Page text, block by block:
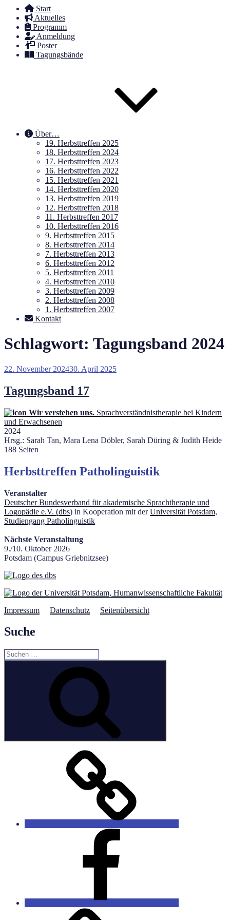
Start
Aktuelles
Programm
Anmeldung
Poster
Tagungsbände
Über…
19. Herbsttreffen 2025
18. Herbsttreffen 2024
17. Herbsttreffen 2023
16. Herbsttreffen 2022
15. Herbsttreffen 2021
14. Herbsttreffen 2020
13. Herbsttreffen 2019
12. Herbsttreffen 2018
11. Herbsttreffen 2017
10. Herbsttreffen 2016
9. Herbsttreffen 2015
8. Herbsttreffen 2014
7. Herbsttreffen 2013
6. Herbsttreffen 2012
5. Herbsttreffen 2011
4. Herbsttreffen 2010
3. Herbsttreffen 2009
2. Herbsttreffen 2008
1. Herbsttreffen 2007
Kontakt
Schlagwort: Tagungsband 2024
Veröffentlicht
22. November 202430. April 2025
Tagungsband 17
Wir verstehen uns. Sprachverständnistherapie bei Kindern
und Erwachsenen
2024
Hrsg.: Sarah Tan, Mara Lena Döbler, Sarah Düring & Judith Heide
188 Seiten
Herbsttreffen Patholinguistik
Veranstalter
Deutscher Bundesverband für akademische Sprachtherapie und
Logopädie e.V. (dbs) in Kooperation mit derUniversität Potsdam,
Studiengang Patholinguistik
Nächste Veranstaltung
9./10. Oktober 2026
Potsdam (Campus Griebnitzsee)
Impressum Datenschutz Seitenübersicht
Suche
Suchen
nach: